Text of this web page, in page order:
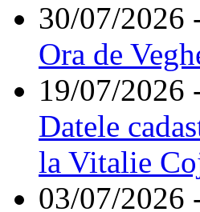
30/07/2026
Ora de
19/07/2026
Datele
la Vitalie
03/07/2026